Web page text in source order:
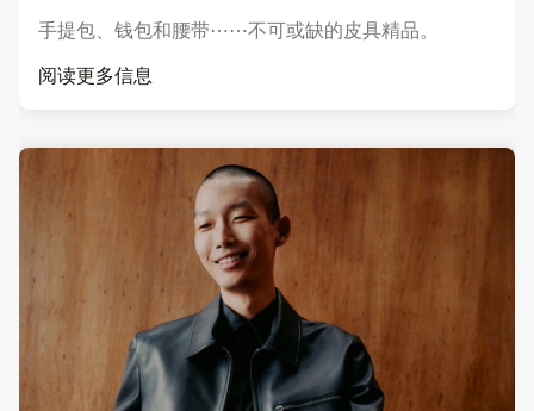
手提包、钱包和腰带⋯⋯不可或缺的皮具精品。
阅读更多信息